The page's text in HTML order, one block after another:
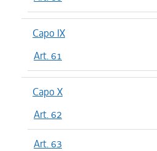
Capo IX
Art. 61
Capo X
Art. 62
Art. 63